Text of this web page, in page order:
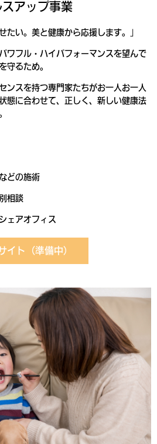
スアップ事業
たい。美と健康から応援します。」
ワフル・ハイパフォーマンスを望んで
守るため。
ンスを持つ専門家たちがお一人お一人
態に合わせて、正しく、新しい健康法
どの施術
相談
ェアオフィス
イト（準備中）